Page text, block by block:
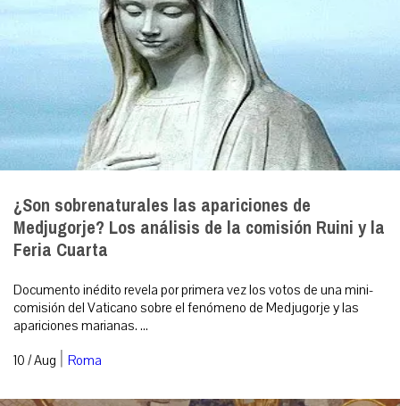
¿Son sobrenaturales las apariciones de
Medjugorje? Los análisis de la comisión Ruini y la
Feria Cuarta
Documento inédito revela por primera vez los votos de una mini-
comisión del Vaticano sobre el fenómeno de Medjugorje y las
apariciones marianas. ...
10 / Aug | Roma